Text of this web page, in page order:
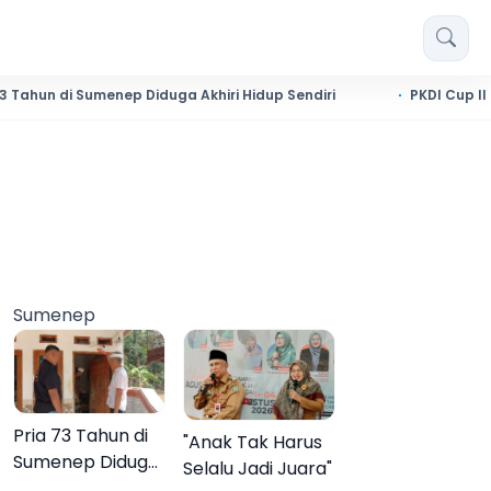
Diduga Akhiri Hidup Sendiri PKDI Cup II 2026
Sumenep
Pria 73 Tahun di
Sumenep Diduga
"Anak Tak Harus
Selalu Jadi Juara"